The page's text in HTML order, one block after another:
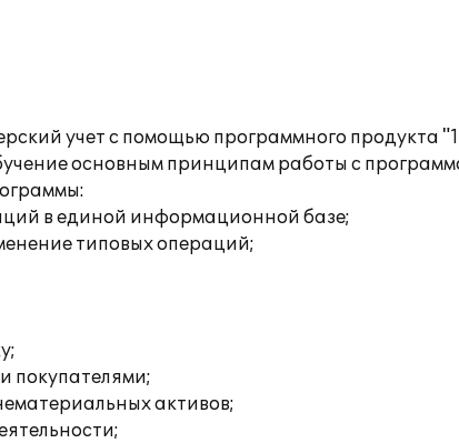
учет с помощью программного
основным принципам работы с
в единой информационной базе;
типовых операций;
покупателями;
активов;